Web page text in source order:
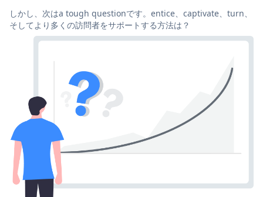
しかし、次はa tough questionです。entice、captivate、turn、
そしてより多くの訪問者をサポートする方法は？